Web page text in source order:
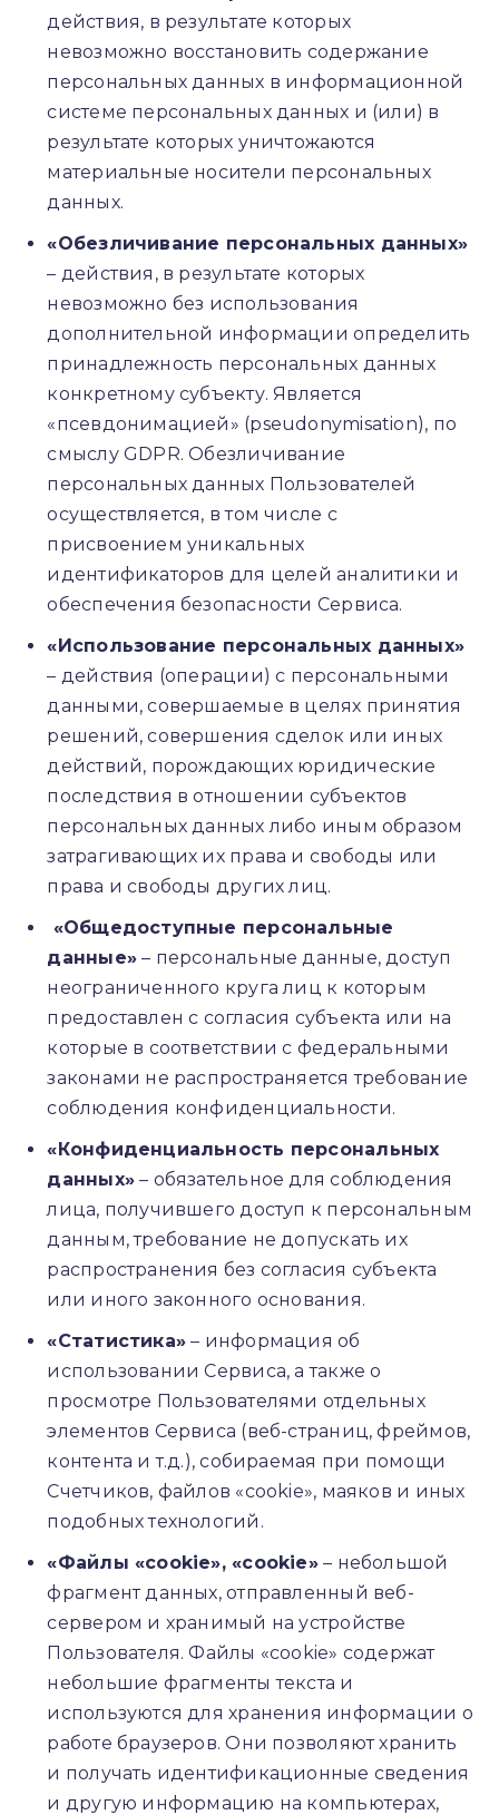
действия, в результате которых
невозможно восстановить содержание
персональных данных в информационной
системе персональных данных и (или) в
результате которых уничтожаются
материальные носители персональных
данных.
«Обезличивание персональных данных»
– действия, в результате которых
невозможно без использования
дополнительной информации определить
принадлежность персональных данных
конкретному субъекту. Является
«псевдонимацией» (pseudonymisation), по
смыслу GDPR. Обезличивание
персональных данных Пользователей
осуществляется, в том числе с
присвоением уникальных
идентификаторов для целей аналитики и
обеспечения безопасности Сервиса.
«Использование персональных данных»
– действия (операции) с персональными
данными, совершаемые в целях принятия
решений, совершения сделок или иных
действий, порождающих юридические
последствия в отношении субъектов
персональных данных либо иным образом
затрагивающих их права и свободы или
права и свободы других лиц.
«Общедоступные персональные
данные»– персональные данные, доступ
неограниченного круга лиц к которым
предоставлен с согласия субъекта или на
которые в соответствии с федеральными
законами не распространяется требование
соблюдения конфиденциальности.
«Конфиденциальность персональных
данных»– обязательное для соблюдения
лица, получившего доступ к персональным
данным, требование не допускать их
распространения без согласия субъекта
или иного законного основания.
«Статистика» – информация об
использовании Сервиса, а также о
просмотре Пользователями отдельных
элементов Сервиса (веб-страниц, фреймов,
контента и т.д.), собираемая при помощи
Счетчиков, файлов «cookie», маяков и иных
подобных технологий.
«Файлы «cookie», «cookie»– небольшой
фрагмент данных, отправленный веб-
сервером и хранимый на устройстве
Пользователя. Файлы «cookie» содержат
небольшие фрагменты текста и
используются для хранения информации о
работе браузеров. Они позволяют хранить
и получать идентификационные сведения
и другую информацию на компьютерах,